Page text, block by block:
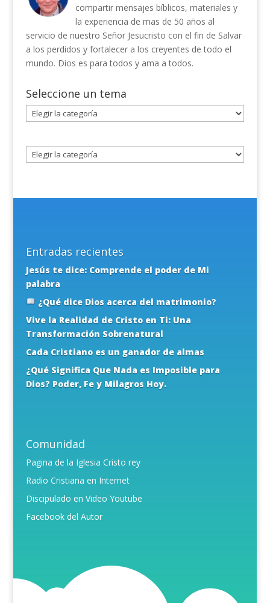
compartir mensajes bíblicos, materiales y
la experiencia de mas de 50 años al
servicio de nuestro Señor Jesucristo con el fin de Salvar
a los perdidos y fortalecer a los creyentes de todo el
mundo. Dios es para todos y ama a todos.
Seleccione un tema
Seleccione
un
Entradas recientes
Jesús te dice: Comprende el poder de Mi
palabra
¿Qué dice Dios acerca del matrimonio?
Vive la Realidad de Cristo en Ti: Una
Transformación Sobrenatural
Cada Cristiano es un ganador de almas
¿Qué Significa Que Nada es Imposible para
Dios? Poder, Fe y Milagros Hoy.
Comunidad
Pagina de la Iglesia Cristo rey
Radio Cristiana en Internet
Discipulado en Video Youtube
Facebook del Autor